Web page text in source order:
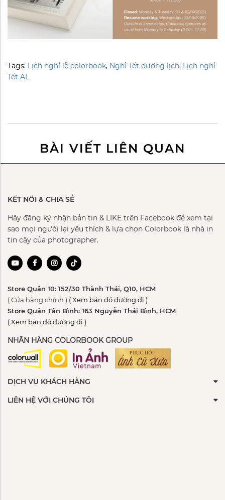
Tags: Lịch nghỉ lễ colorbook, Nghỉ Tết dương lịch, Lịch nghỉ
Tết AL
BÀI VIẾT LIÊN QUAN
KẾT NỐI & CHIA SẺ
Hãy đăng ký nhận bản tin & LIKE trên Facebook để xem tại
sao mọi người lại yêu thích & lựa chọn Colorbook là nhà in
tin cậy của photographer.
Store Quận 10: 152/30 Thành Thái, Q10, HCM
( Cửa hàng chính ) ( Xem bản đồ đường đi )
Store Quận Tân Bình: 163 Nguyễn Thái Bình, HCM
( Xem bản đồ đường đi )
NHÃN HÀNG COLORBOOK GROUP
DỊCH VỤ KHÁCH HÀNG
LIÊN HỆ VỚI CHÚNG TÔI